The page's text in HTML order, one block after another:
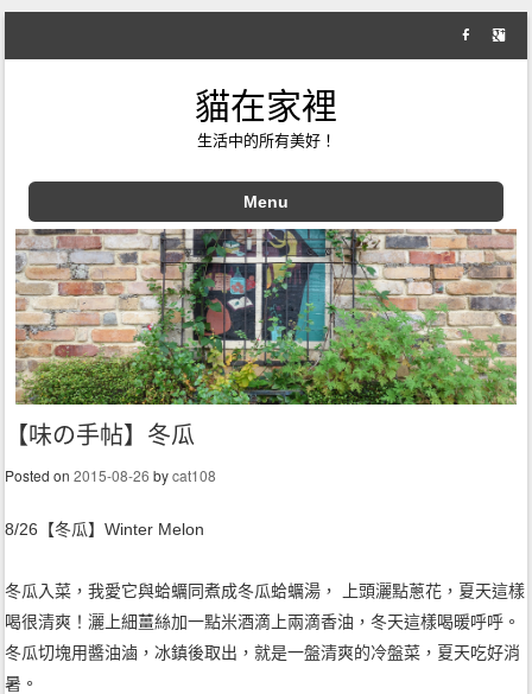
貓在家裡
生活中的所有美好！
Menu
Skip to content
【味の手帖】冬瓜
Posted on2015-08-26 bycat108
8/26【冬瓜】Winter Melon
冬瓜入菜，我愛它與蛤蠣同煮成冬瓜蛤蠣湯， 上頭灑點蔥花，夏天這樣
喝很清爽！灑上細薑絲加一點米酒滴上兩滴香油，冬天這樣喝暖呼呼。
冬瓜切塊用醬油滷，冰鎮後取出，就是一盤清爽的冷盤菜，夏天吃好消
暑。